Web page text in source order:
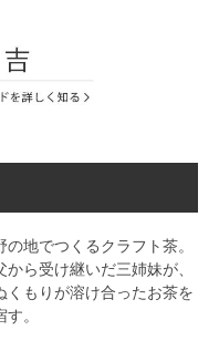
地でつくるクラフト茶。
ら受け継いだ三姉妹が、
くもりが溶け合ったお茶を
。